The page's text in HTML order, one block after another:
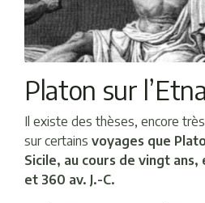
Platon sur l’Etna
Il existe des thèses, encore
sur certains voyages que
Sicile, au cours de vingt
et 360 av. J.-C.